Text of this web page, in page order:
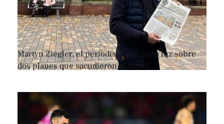
Martyn Ziegler, el periodista que puso luz sobre
dos planes que sacudieron al fútbol